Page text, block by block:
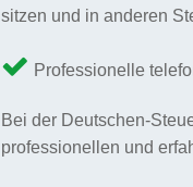
sitzen und in anderen
Professionelle
Bei der Deutschen-
professionellen und